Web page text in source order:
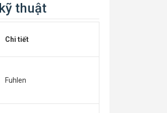
thuật
Chi tiết
Fuhlen